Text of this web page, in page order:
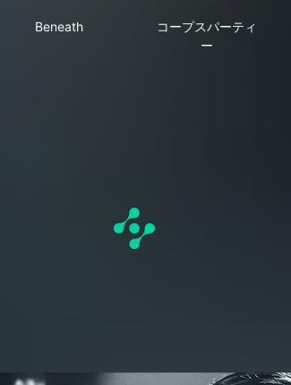
Beneath
コープスパーティ
ー